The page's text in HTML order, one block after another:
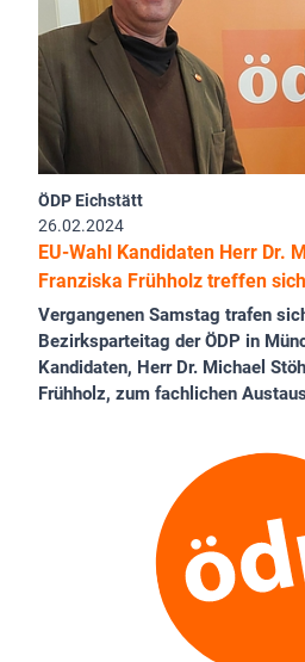
ÖDP Eichstätt
26.02.2024
EU-Wahl Kandidaten Herr Dr.
Franziska Frühholz treffen sich
Vergangenen Samstag trafen
Bezirksparteitag der ÖDP in
Kandidaten, Herr Dr. Michael
Frühholz, zum fachlichen